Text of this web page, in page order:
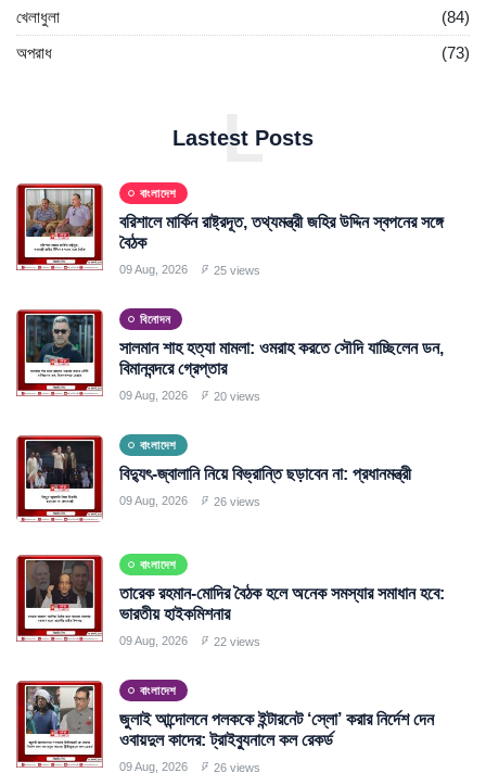
খেলাধুলা
(84)
অপরাধ
(73)
Lastest Posts
L
বাংলাদেশ
বরিশালে মার্কিন রাষ্ট্রদূত, তথ্যমন্ত্রী জহির উদ্দিন স্বপনের সঙ্গে
বৈঠক
09 Aug, 2026 25 views
বিনোদন
সালমান শাহ হত্যা মামলা: ওমরাহ করতে সৌদি যাচ্ছিলেন ডন,
বিমানবন্দরে গ্রেপ্তার
09 Aug, 2026 20 views
বাংলাদেশ
বিদ্যুৎ-জ্বালানি নিয়ে বিভ্রান্তি ছড়াবেন না: প্রধানমন্ত্রী
09 Aug, 2026 26 views
বাংলাদেশ
তারেক রহমান-মোদির বৈঠক হলে অনেক সমস্যার সমাধান হবে:
ভারতীয় হাইকমিশনার
09 Aug, 2026 22 views
বাংলাদেশ
জুলাই আন্দোলনে পলককে ইন্টারনেট ‘স্লো’ করার নির্দেশ দেন
ওবায়দুল কাদের: ট্রাইব্যুনালে কল রেকর্ড
09 Aug, 2026 26 views